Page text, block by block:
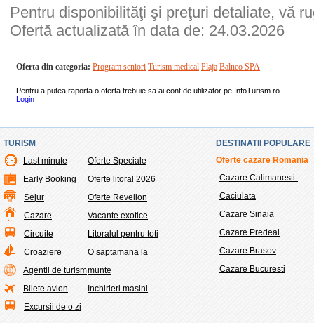
Pentru disponibilităţi şi preţuri detaliate, vă
Ofertă actualizată în data de: 24.03.2026
Oferta din categoria: Program seniori Turism medical Plaja Balneo SPA
Pentru a putea raporta o oferta trebuie sa ai cont de utilizator pe InfoTurism.ro
Login
TURISM
Last minute
Early Booking
Sejur
Cazare
Circuite
Croaziere
Agentii de turism
Bilete avion
Excursii de o zi
Oferte Speciale
Oferte litoral 2026
Oferte Revelion
Vacante exotice
Litoralul pentru toti
O saptamana la
munte
Inchirieri masini
DESTINATII POPULARE
Oferte cazare Romania
Cazare Calimanesti-
Caciulata
Cazare Sinaia
Cazare Predeal
Cazare Brasov
Cazare Bucuresti